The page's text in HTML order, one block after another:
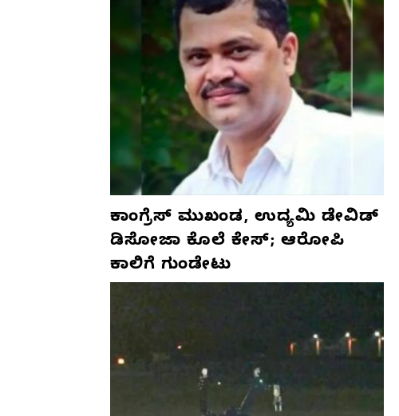
ಕಾಂಗ್ರೆಸ್‌ ಮುಖಂಡ, ಉದ್ಯಮಿ ಡೇವಿಡ್‌
ಡಿಸೋಜಾ ಕೊಲೆ ಕೇಸ್;‌ ಆರೋಪಿ
ಕಾಲಿಗೆ ಗುಂಡೇಟು